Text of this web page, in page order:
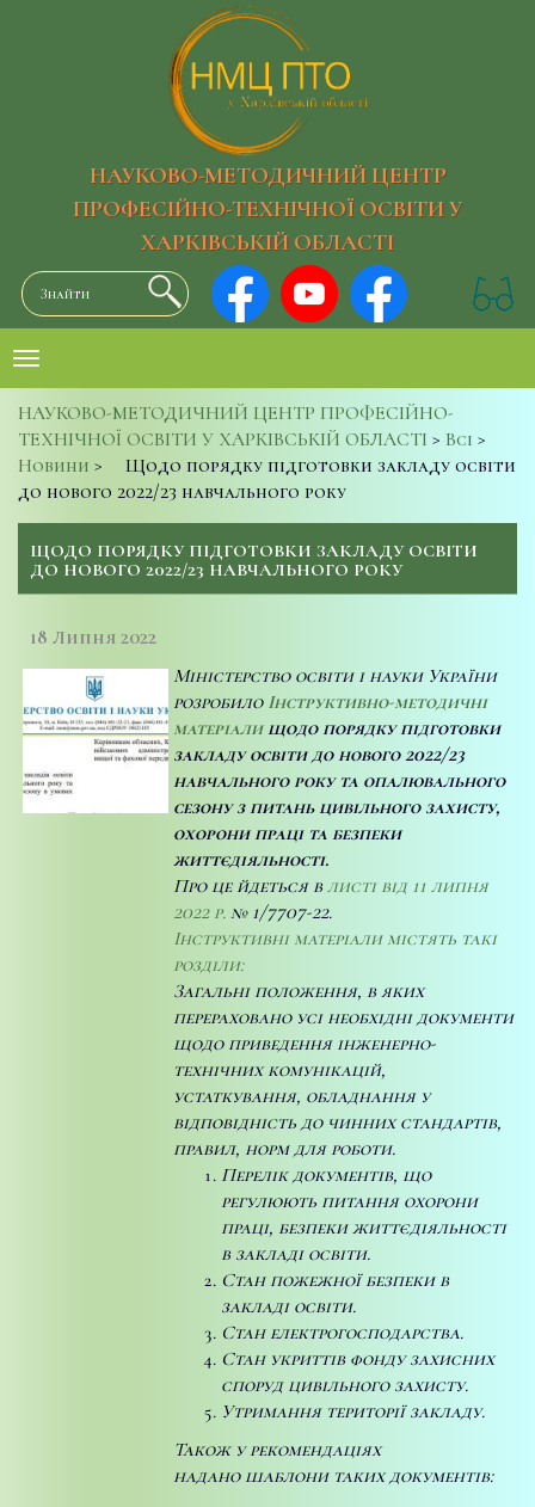
НАУКОВО-МЕТОДИЧНИЙ ЦЕНТР
ПРОФЕСІЙНО-ТЕХНІЧНОЇ ОСВІТИ У
ХАРКІВСЬКІЙ ОБЛАСТІ
НАУКОВО-МЕТОДИЧНИЙ ЦЕНТР ПРОФЕСІЙНО-
ТЕХНІЧНОЇ ОСВІТИ У ХАРКІВСЬКІЙ ОБЛАСТІ > Всі >
Новини >
Щодо порядку підготовки закладу освіти
до нового 2022/23 навчального року
ЩОДО ПОРЯДКУ ПІДГОТОВКИ ЗАКЛАДУ ОСВІТИ
ДО НОВОГО 2022/23 НАВЧАЛЬНОГО РОКУ
18 Липня 2022
Міністерство освіти і науки України
розробило Інструктивно-методичні
матеріалищодо порядку підготовки
закладу освіти до нового 2022/23
навчального року та опалювального
сезону з питань цивільного захисту,
охорони праці та безпеки
життєдіяльності.
Про це йдеться влисті від 11 липня
2022 р.№ 1/7707-22.
Інструктивні матеріали містять такі
розділи:
Загальні положення, в яких
перераховано усі необхідні документи
щодо приведення інженерно-
технічних комунікацій,
устаткування, обладнання у
відповідність до чинних стандартів,
правил, норм для роботи.
Перелік документів, що
регулюють питання охорони
праці, безпеки життєдіяльності
в закладі освіти.
Стан пожежної безпеки в
закладі освіти.
Стан електрогосподарства.
Стан укриттів фонду захисних
споруд цивільного захисту.
Утримання території закладу.
Також у рекомендаціях
надано шаблони таких документів: